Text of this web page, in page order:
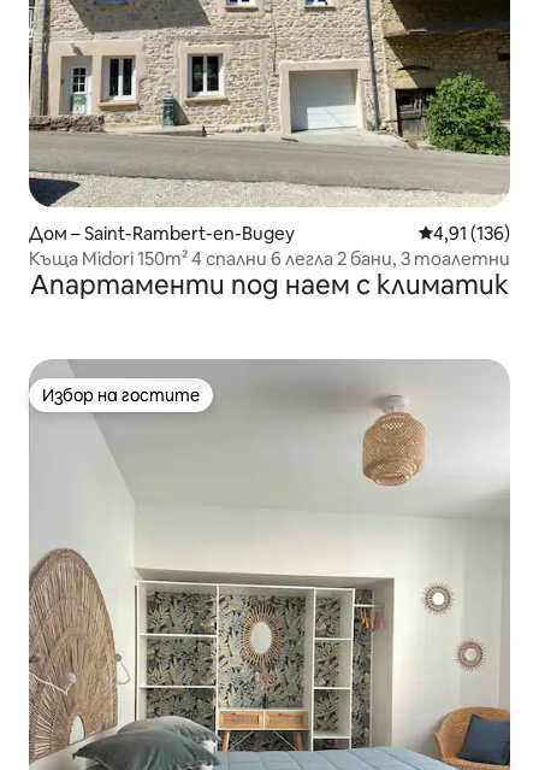
Дом – Saint-Rambert-en-Bugey Средна
4,91 (136)
Къща Midori 150m² 4 спални 6 легла 2 бани, 3 тоалетни
Апартаменти под наем с климатик
Избор на гостите
Избор на гостите